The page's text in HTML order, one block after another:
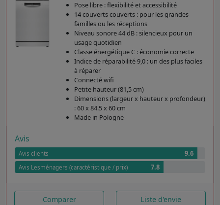
Pose libre : flexibilité et accessibilité
14 couverts couverts : pour les grandes
familles ou les réceptions
Niveau sonore 44 dB : silencieux pour un
usage quotidien
Classe énergétique C : économie correcte
Indice de réparabilité 9,0 : un des plus faciles
à réparer
Connecté wifi
Petite hauteur (81,5 cm)
Dimensions (largeur x hauteur x profondeur)
: 60 x 84.5 x 60 cm
Made in Pologne
Avis
Avis clients 9.6
Avis Lesménagers (caractéristique / prix) 7.8
Comparer Liste d'envie